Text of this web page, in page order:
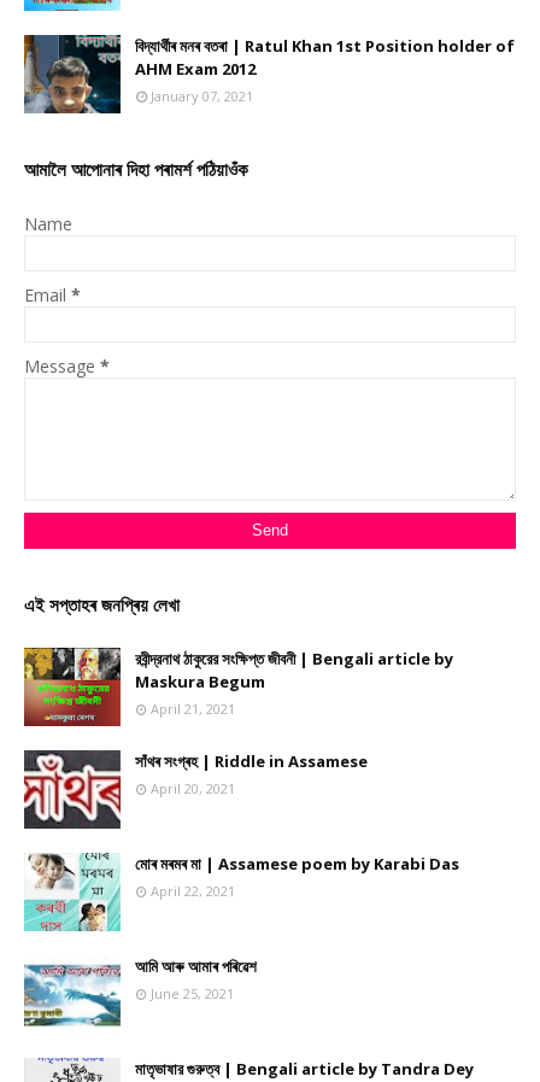
বিদ্যাৰ্থীৰ মনৰ বতৰা | Ratul Khan 1st Position holder of
AHM Exam 2012
January 07, 2021
আমালৈ আপোনাৰ দিহা পৰামৰ্শ পঠিয়াওঁক
Name
Email *
Message *
এই সপ্তাহৰ জনপ্ৰিয় লেখা
রবীন্দ্রনাথ ঠাকুরের সংক্ষিপ্ত জীবনী | Bengali article by
Maskura Begum
April 21, 2021
সাঁথৰ সংগ্ৰহ | Riddle in Assamese
April 20, 2021
মোৰ মৰমৰ মা | Assamese poem by Karabi Das
April 22, 2021
আমি আৰু আমাৰ পৰিৱেশ
June 25, 2021
মাতৃভাষার গুরুত্ব | Bengali article by Tandra Dey